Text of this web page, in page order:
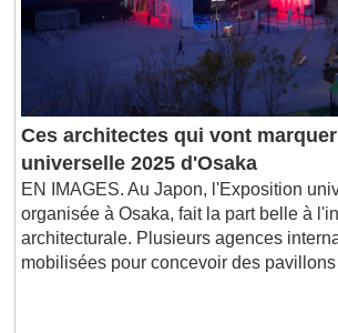
Ces architectes qui vont
universelle 2025 d'Osaka
EN IMAGES. Au Japon, l'Exposition
organisée à Osaka, fait la part belle à
architecturale. Plusieurs agences
mobilisées pour concevoir des